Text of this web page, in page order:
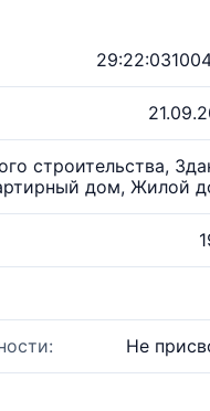
строительства,
дом, Жилой
Не